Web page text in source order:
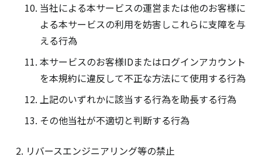
当社による本サービスの運営または他のお客様に
よる本サービスの利用を妨害しこれらに支障を与
える行為
本サービスのお客様IDまたはログインアカウント
を本規約に違反して不正な方法にて使用する行為
上記のいずれかに該当する行為を助長する行為
その他当社が不適切と判断する行為
リバースエンジニアリング等の禁止